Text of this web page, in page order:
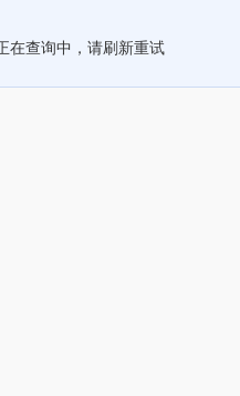
在查询中，请刷新重试